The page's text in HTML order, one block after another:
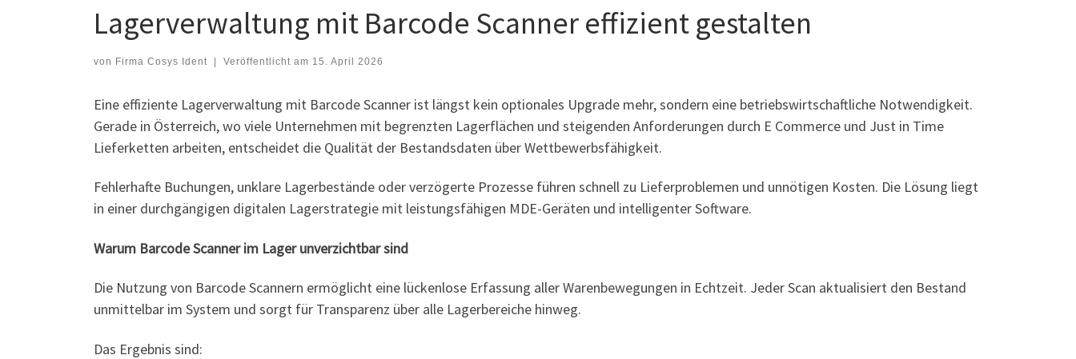
Lagerverwaltung mit Barcode Scanner effizient gestalten
von Firma Cosys Ident Veröffentlicht am 15. April 2026
Eine effiziente Lagerverwaltung mit Barcode Scanner ist längst kein optionales Upgrade mehr, sondern eine betriebswirtschaftliche Notwendigkeit.
Gerade in Österreich, wo viele Unternehmen mit begrenzten Lagerflächen und steigenden Anforderungen durch E Commerce und Just in Time
Lieferketten arbeiten, entscheidet die Qualität der Bestandsdaten über Wettbewerbsfähigkeit.
Fehlerhafte Buchungen, unklare Lagerbestände oder verzögerte Prozesse führen schnell zu Lieferproblemen und unnötigen Kosten. Die Lösung liegt
in einer durchgängigen digitalen Lagerstrategie mit leistungsfähigen MDE-Geräten und intelligenter Software.
Warum Barcode Scanner im Lager unverzichtbar sind
Die Nutzung von Barcode Scannern ermöglicht eine lückenlose Erfassung aller Warenbewegungen in Echtzeit. Jeder Scan aktualisiert den Bestand
unmittelbar im System und sorgt für Transparenz über alle Lagerbereiche hinweg.
Das Ergebnis sind: